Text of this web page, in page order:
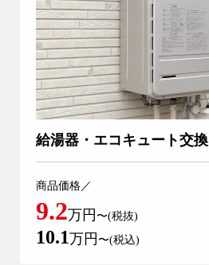
給湯器・エコキュート交換
商品価格／
9.2万円 〜(税抜)
10.1万円 〜(税込)
注文住宅